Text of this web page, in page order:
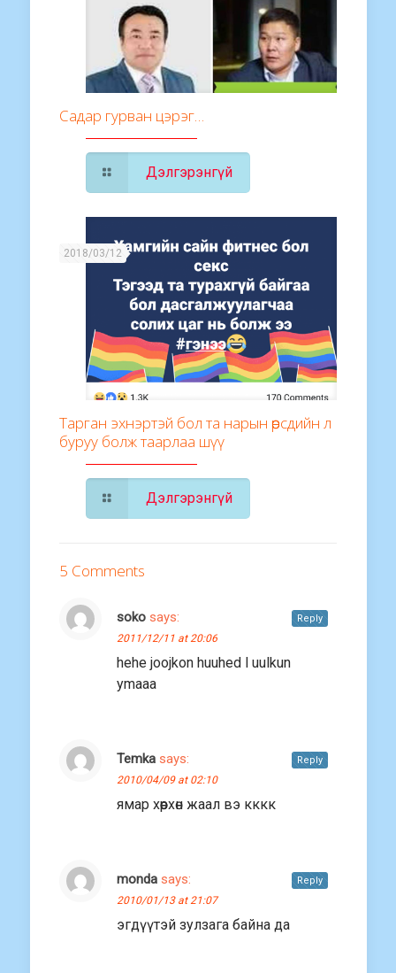
Садар гурван цэрэг…
Дэлгэрэнгүй
2018/03/12
Тарган эхнэртэй бол та нарын өөрсдийн л
буруу болж таарлаа шүү
Дэлгэрэнгүй
5 Comments
soko says:
2011/12/11 at 20:06
hehe joojkon huuhed l uulkun
ymaaa
Reply
Temka says:
2010/04/09 at 02:10
ямар хөөрхөн жаал вэ кккк
Reply
monda says:
2010/01/13 at 21:07
эгдүүтэй зулзага байна да
Reply